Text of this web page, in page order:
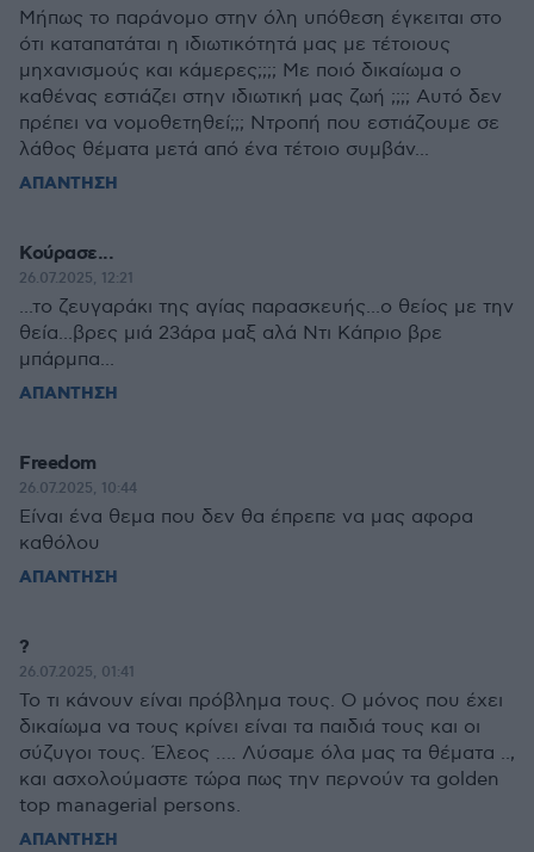
Μήπως το παράνομο στην όλη υπόθεση έγκειται στο
ότι καταπατάται η ιδιωτικότητά μας με τέτοιους
μηχανισμούς και κάμερες;;;; Με ποιό δικαίωμα ο
καθένας εστιάζει στην ιδιωτική μας ζωή ;;;; Αυτό δεν
πρέπει να νομοθετηθεί;;; Ντροπή που εστιάζουμε σε
λάθος θέματα μετά από ένα τέτοιο συμβάν...
ΑΠΑΝΤΗΣΗ
Κούρασε...
26.07.2025, 12:21
...το ζευγαράκι της αγίας παρασκευής...ο θείος με την
θεία...βρες μιά 23άρα μαξ αλά Ντι Κάπριο βρε
μπάρμπα...
ΑΠΑΝΤΗΣΗ
Freedom
26.07.2025, 10:44
Είναι ένα θεμα που δεν θα έπρεπε να μας αφορα
καθόλου
ΑΠΑΝΤΗΣΗ
?
26.07.2025, 01:41
Το τι κάνουν είναι πρόβλημα τους. Ο μόνος που έχει
δικαίωμα να τους κρίνει είναι τα παιδιά τους και οι
σύζυγοι τους. Έλεος …. Λύσαμε όλα μας τα θέματα ..,
και ασχολούμαστε τώρα πως την περνούν τα golden
top managerial persons.
ΑΠΑΝΤΗΣΗ